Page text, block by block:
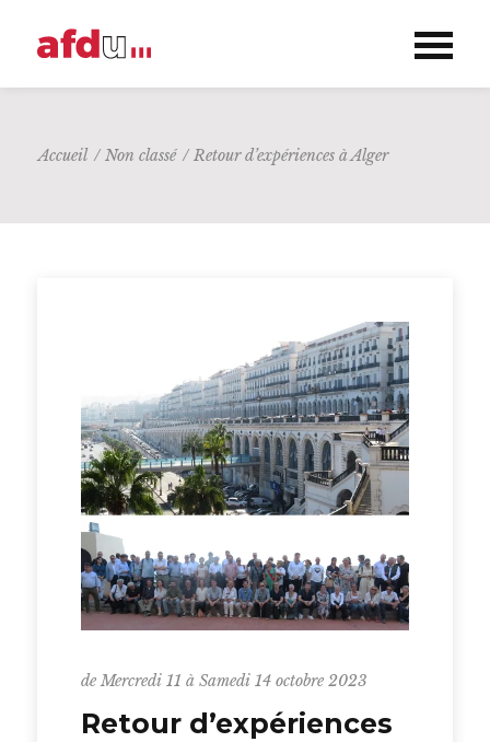
Accueil / Non classé / Retour d’expériences à Alger
de Mercredi 11 à Samedi 14 octobre 2023
Retour d’expériences